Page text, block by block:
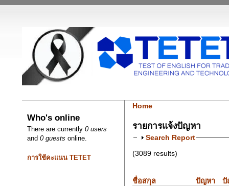
Who's online
There are currently0 users
and0 guests online.
การใช้คะแนน TETET
Home
รายการแจ้งปัญหา
Search Report
(3089 results)
ชื่อสกุล ปัญหา
ปั